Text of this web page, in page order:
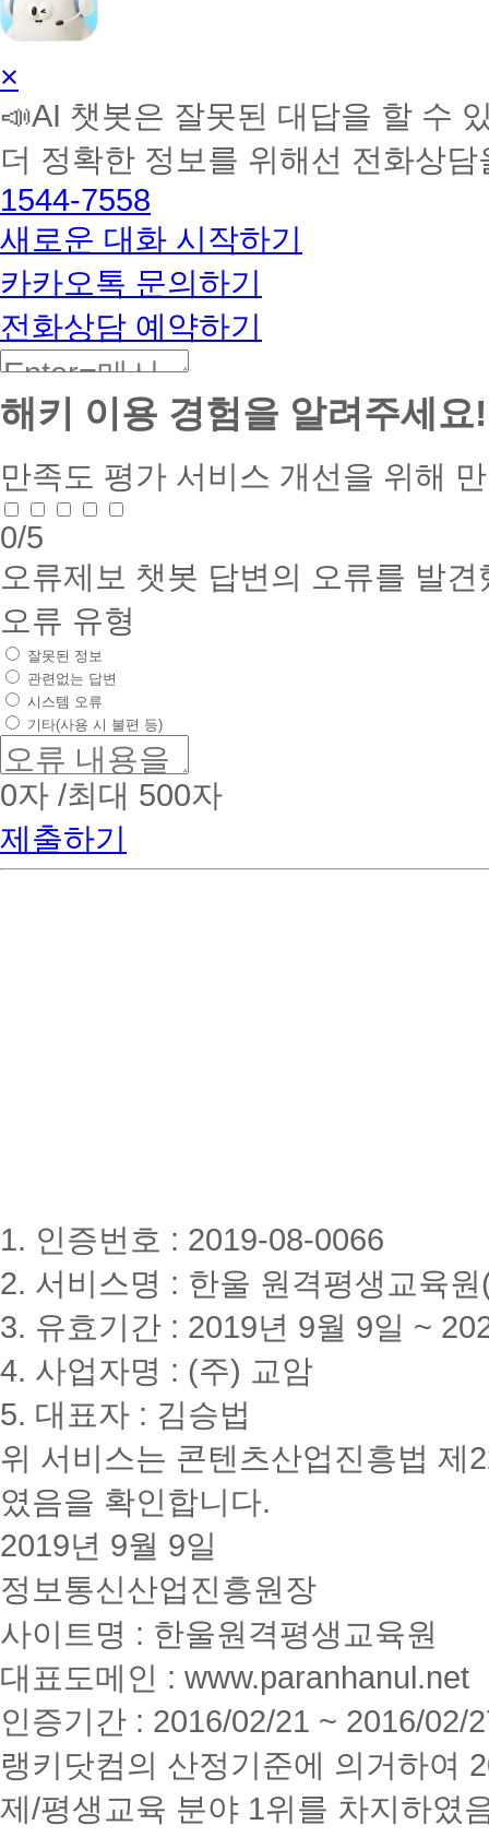
AI
학
습
토
커
BETA
×
📣AI 챗봇은 잘못된 대답을 할 수
더 정확한 정보를 위해선 전화상
1544-7558
새로운 대화 시작하기
카카오톡 문의하기
전화상담 예약하기
해키 이용 경험을 알려주세요!
만족도 평가 서비스 개선을 위해
0/5
오류제보 챗봇 답변의 오류를 발
오류 유형
잘못된 정보
관련없는 답변
시스템 오류
기타(사용 시 불편 등)
0자 /최대 500자
제출하기
1. 인증번호 : 2019-08-0066
2. 서비스명 : 한울 원격평생교육
3. 유효기간 : 2019년 9월 9일 ~
4. 사업자명 : (주) 교암
5. 대표자 : 김승법
위 서비스는 콘텐츠산업진흥법 제
였음을 확인합니다.
2019년 9월 9일
정보통신산업진흥원장
사이트명 : 한울원격평생교육원
대표도메인 : www.paranhanul.net
인증기간 : 2016/02/21 ~ 2016/02/
랭키닷컴의 산정기준에 의거하여
제/평생교육 분야 1위를 차지하였